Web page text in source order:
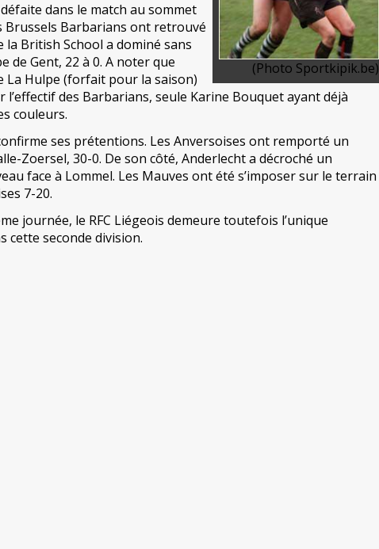
(Photo Sportkipik.be)
dans le match au sommet
Brussels Barbarians ont retrouvé
la British School a dominé sans
de Gent, 22 à 0. A noter que
La Hulpe (forfait pour la saison)
des Barbarians, seule Karine Bouquet ayant déjà
couleurs.
ses prétentions. Les Anversoises ont remporté un
Zoersel, 30-0. De son côté, Anderlecht a décroché un
face à Lommel. Les Mauves ont été s’imposer sur le terrain
7-20.
journée, le RFC Liégeois demeure toutefois l’unique
cette seconde division.